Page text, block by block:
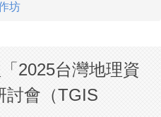
坊
2025台灣地理資
討會（TGIS